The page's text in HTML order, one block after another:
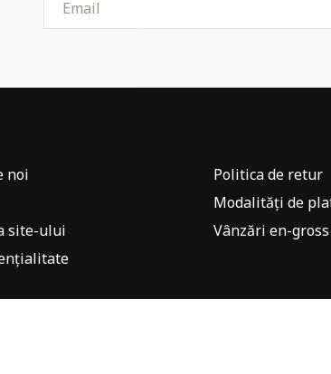
noi
site-ului
Politica de retur
Modalități de
Vânzări en-gross